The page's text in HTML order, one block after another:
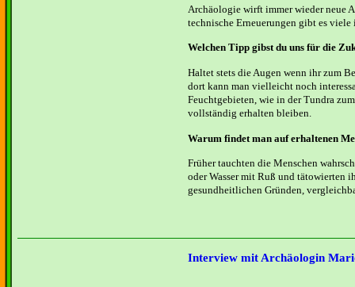
Archäologie wirft immer wieder neue
technische Erneuerungen gibt es viele
Welchen Tipp gibst du uns für die
Haltet stets die Augen wenn ihr zum
dort kann man vielleicht noch
Feuchtgebieten, wie in der Tundra
vollständig erhalten bleiben.
Warum findet man auf erhaltenen
Früher tauchten die Menschen
oder Wasser mit Ruß und tätowierten
gesundheitlichen Gründen,
Interview mit Archäologin